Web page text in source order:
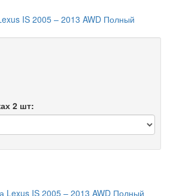
IS 2005 – 2013 AWD Полный
2 шт: